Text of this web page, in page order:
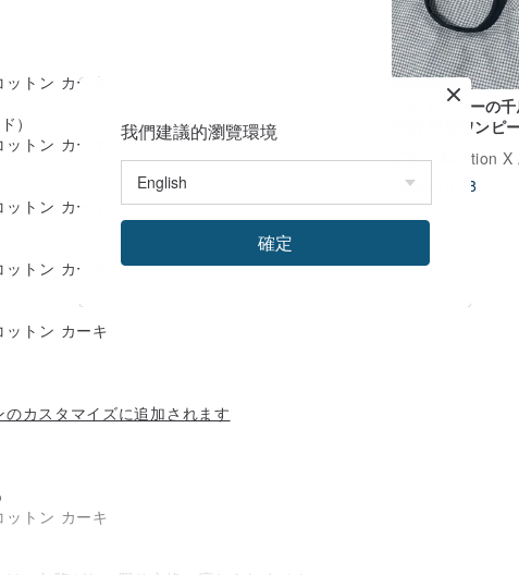
ライトグレーの
子柄 半袖ワンピ
広告
Addition X
US$ 119.38
）
カスタマイズに追加されます
我們建議的瀏覽環境
確定